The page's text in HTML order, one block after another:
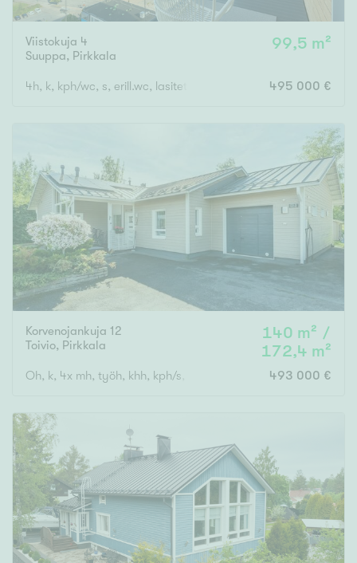
Vain uudiskohteet Ei uudiskohteita
Arvokohteet
Vain arvokohteet Ei arvokohteita
Tyydyttävä
Välttävä
Ominaisuudet
Hissi
Järvi- tai merinäköala
Maalämpö
Parveke
Senioriasunto
Viistokuja 4
Suuppa, Pirkkala
99,5 m²
4h, k, kph/wc, s, erill.wc, lasitettu parveke 495 000 €
Korvenojankuja 12
Toivio, Pirkkala
140 m² /
172,4 m²
Oh, k, 4x mh, työh, khh, kph/s, wc, at 493 000 €